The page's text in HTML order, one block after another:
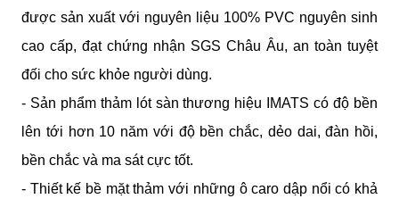
được sản xuất với nguyên liệu 100% PVC nguyên sinh
cao cấp, đạt chứng nhận SGS Châu Âu, an toàn tuyệt
đối cho sức khỏe người dùng.
- Sản phẩm thảm lót sàn thương hiệu IMATS có độ bền
lên tới hơn 10 năm với độ bền chắc, dẻo dai, đàn hồi,
bền chắc và ma sát cực tốt.
- Thiết kế bề mặt thảm với những ô caro dập nổi có khả